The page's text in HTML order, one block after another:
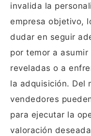
invalida la
empresa objetivo,
dudar en seguir
por temor a
reveladas o a
la adquisición. Del
vendedores
para ejecutar la
valoración